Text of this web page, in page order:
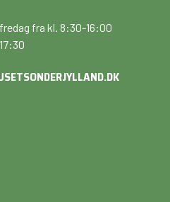
fra kl. 8:30-16:00